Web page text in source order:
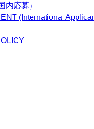
内応募）
(International